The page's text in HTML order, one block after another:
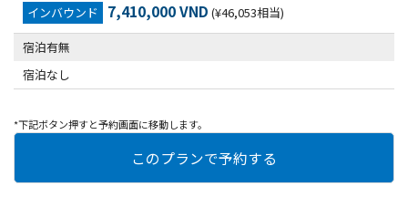
インバウンド
7,410,000 VND (¥46,053相当)
宿泊有無
宿泊なし
*下記ボタン押すと予約画面に移動します。